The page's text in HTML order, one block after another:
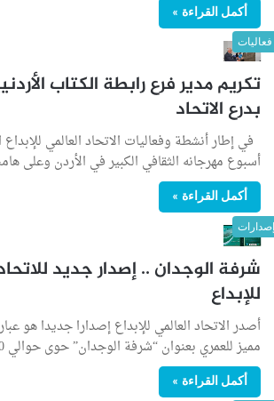
أكمل القراءة »
فعاليات
تكريم مدير فرع رابطة الكتاب
بدرع الاتحاد
في إطار أنشطة وفعاليات الاتحاد العالمي
أسبوع مهرجانه الثقافي الكبير في الأردن وعلى
أكمل القراءة »
شرفة الوجدان .. إصدار جديد
للإبداع
أصدر الاتحاد العالمي للإبداع إصدارا جديدا هو
مميز للعمري بعنوان “شرفة الوجدان” حوى حوالي 1500 بيت…
أكمل القراءة »